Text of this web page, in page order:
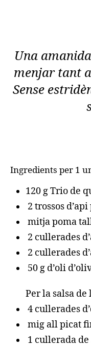
Una
menjar tant
Sense
Ingredients per 1
120 g Trio de
2 trossos
mitja poma
2 cullerades
2 cullerades
50 g d’oli
Per la salsa
4 cullerades
mig all picat
1 cullerada